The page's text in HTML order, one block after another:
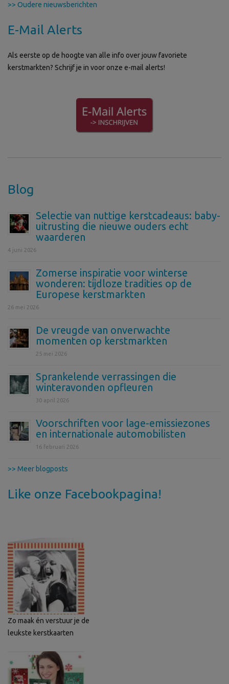
>> Oudere nieuwsberichten
E-Mail Alerts
Als eerste op de hoogte van alle info over jouw favoriete
kerstmarkten? Schrijf je in voor onze e-mail alerts!
Blog
Selectie van nuttige kerstcadeaus: baby-
uitrusting die nieuwe ouders echt
waarderen
4 juni 2026
Zomerse inspiratie voor winterse
wonderen: tijdloze tradities op de
Europese kerstmarkten
26 mei 2026
De vreugde van onverwachte
momenten op kerstmarkten
25 mei 2026
Sprankelende verrassingen die
winteravonden opfleuren
30 april 2026
Voorschriften voor lage-emissiezones
en internationale automobilisten
16 februari 2026
>> Meer blogposts
Like onze Facebookpagina!
Zo maak én verstuur je de
leukste kerstkaarten